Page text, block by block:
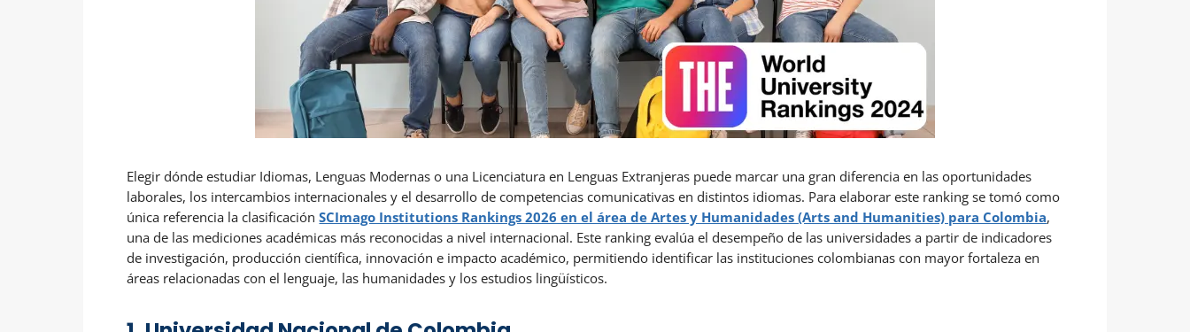
Elegir dónde estudiar Idiomas, Lenguas Modernas o una Licenciatura en Lenguas Extranjeras puede marcar una gran diferencia en las oportunidades
laborales, los intercambios internacionales y el desarrollo de competencias comunicativas en distintos idiomas. Para elaborar este ranking se tomó como
única referencia la clasificaciónSCImago Institutions Rankings 2026 en el área de Artes y Humanidades (Arts and Humanities) para Colombia,
una de las mediciones académicas más reconocidas a nivel internacional. Este ranking evalúa el desempeño de las universidades a partir de indicadores
de investigación, producción científica, innovación e impacto académico, permitiendo identificar las instituciones colombianas con mayor fortaleza en
áreas relacionadas con el lenguaje, las humanidades y los estudios lingüísticos.